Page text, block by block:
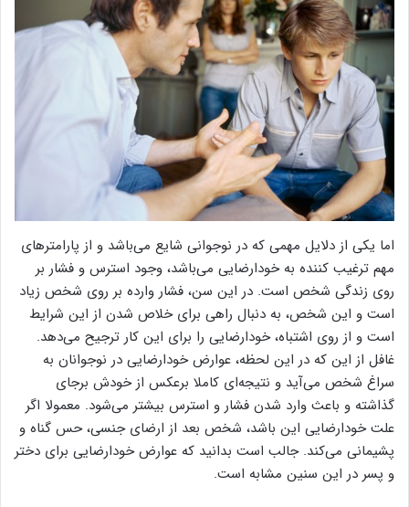
اما یکی از دلایل مهمی که در نوجوانی شایع می‌باشد و از پارامتر‌های
مهم ترغیب کننده به خودارضایی می‌باشد، وجود استرس و فشار بر
روی زندگی شخص است. در این سن، فشار وارده بر روی شخص زیاد
است و این شخص، به دنبال راهی برای خلاص شدن از این شرایط
است و از روی اشتباه، خودارضایی را برای این کار ترجیح می‌دهد.
غافل از این که در این لحظه، عوارض خودارضایی در نوجوانان به
سراغ شخص می‌آید و نتیجه‌ای کاملا برعکس از خودش برجای
گذاشته و باعث وارد شدن فشار و استرس بیشتر می‌شود. معمولا اگر
علت خودارضایی این باشد، شخص بعد از ارضای جنسی، حس گناه و
پشیمانی می‌کند. جالب است بدانید که عوارض خودارضایی برای دختر
و پسر در این سنین مشابه است.